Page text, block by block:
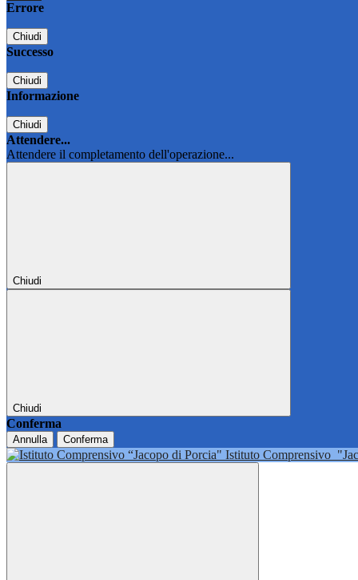
Errore
Chiudi
Successo
Chiudi
Informazione
Chiudi
Attendere...
Attendere il completamento dell'operazione...
Chiudi
Chiudi
Conferma
Annulla Conferma
Istituto Comprensivo